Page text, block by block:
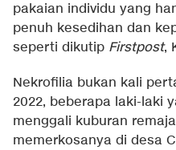
pakaian individu yang
penuh kesedihan dan
seperti dikutip Firstpost,
Nekrofilia bukan kali
2022, beberapa laki-laki
menggali kuburan
memerkosanya di desa